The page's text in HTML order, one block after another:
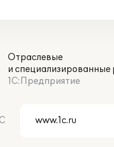
Отраслевые
и специализированные
1С:Предприятие